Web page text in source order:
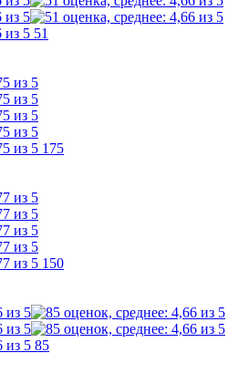
51
175
150
85